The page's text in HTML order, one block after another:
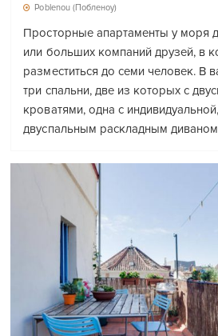
Poblenou (Побленоу)
Просторные апартаменты у моря
или больших компаний друзей, в
разместиться до семи человек. В
три спальни, две из которых с
кроватями, одна с
двуспальным раскладным